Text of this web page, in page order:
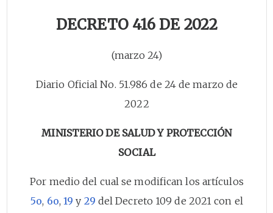
DECRETO 416 DE 2022
(marzo 24)
Diario Oficial No. 51.986 de 24 de marzo de
2022
MINISTERIO DE SALUD Y PROTECCIÓN
SOCIAL
Por medio del cual se modifican los artículos
5o, 6o, 19 y 29 del Decreto 109 de 2021 con el